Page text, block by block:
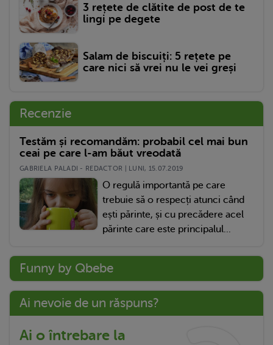
3 rețete de clătite de post de te
lingi pe degete
Salam de biscuiți: 5 rețete pe
care nici să vrei nu le vei greși
Recenzie
Testăm și recomandăm: probabil cel mai bun
ceai pe care l-am băut vreodată
GABRIELA PALADI - REDACTOR | LUNI, 15.07.2019
O regulă importantă pe care
trebuie să o respecți atunci când
ești părinte, și cu precădere acel
părinte care este principalul...
Funny by Qbebe
Ai nevoie de un răspuns?
Ai o întrebare la